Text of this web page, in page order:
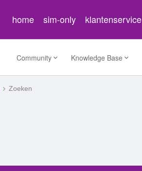
home sim-only klantenservice
Community Knowledge Base
Zoeken